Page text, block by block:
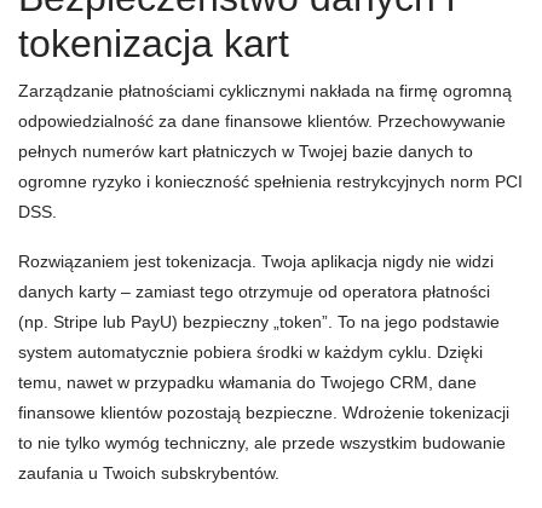
tokenizacja kart
Zarządzanie płatnościami cyklicznymi nakłada na firmę ogromną
odpowiedzialność za dane finansowe klientów. Przechowywanie
pełnych numerów kart płatniczych w Twojej bazie danych to
ogromne ryzyko i konieczność spełnienia restrykcyjnych norm PCI
DSS.
Rozwiązaniem jest tokenizacja. Twoja aplikacja nigdy nie widzi
danych karty – zamiast tego otrzymuje od operatora płatności
(np. Stripe lub PayU) bezpieczny „token”. To na jego podstawie
system automatycznie pobiera środki w każdym cyklu. Dzięki
temu, nawet w przypadku włamania do Twojego CRM, dane
finansowe klientów pozostają bezpieczne. Wdrożenie tokenizacji
to nie tylko wymóg techniczny, ale przede wszystkim budowanie
zaufania u Twoich subskrybentów.